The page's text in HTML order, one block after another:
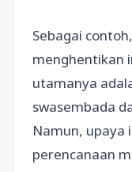
Sebagai
menghentikan
utamanya
swasembada
Namun, upaya
perencanaan